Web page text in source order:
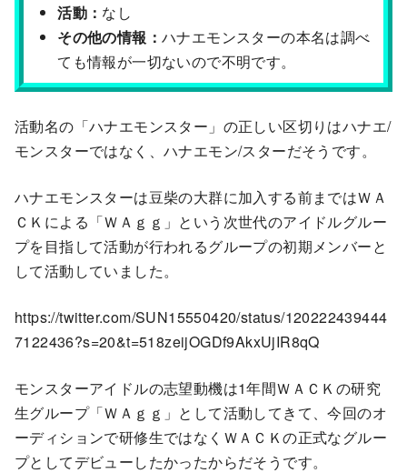
活動： なし
その他の情報： ハナエモンスターの本名は調べ
ても情報が一切ないので不明です。
活動名の「ハナエモンスター」の正しい区切りはハナエ/
モンスターではなく、ハナエモン/スターだそうです。
ハナエモンスターは豆柴の大群に加入する前まではＷＡ
ＣＫによる「ＷＡｇｇ」という次世代のアイドルグルー
プを目指して活動が行われるグループの初期メンバーと
して活動していました。
https://twitter.com/SUN15550420/status/120222439444
7122436?s=20&t=518zeijOGDf9AkxUjIR8qQ
モンスターアイドルの志望動機は1年間ＷＡＣＫの研究
生グループ「ＷＡｇｇ」として活動してきて、今回のオ
ーディションで研修生ではなくＷＡＣＫの正式なグルー
プとしてデビューしたかったからだそうです。